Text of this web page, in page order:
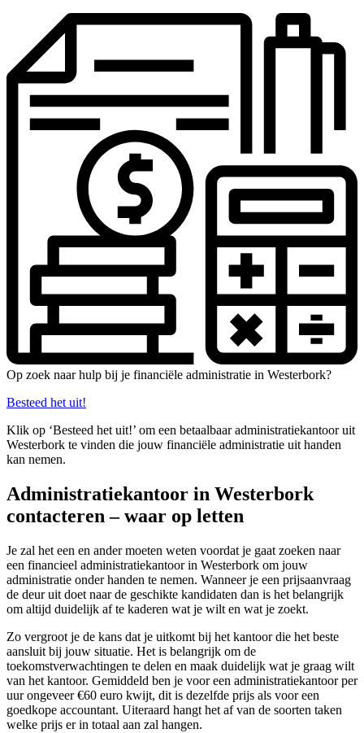
Op zoek naar hulp bij je financiële administratie in Westerbork?
Besteed het uit!
Klik op ‘Besteed het uit!’ om een betaalbaar administratiekantoor uit
Westerbork te vinden die jouw financiële administratie uit handen
kan nemen.
Administratiekantoor in Westerbork
contacteren – waar op letten
Je zal het een en ander moeten weten voordat je gaat zoeken naar
een financieel administratiekantoor in Westerbork om jouw
administratie onder handen te nemen. Wanneer je een prijsaanvraag
de deur uit doet naar de geschikte kandidaten dan is het belangrijk
om altijd duidelijk af te kaderen wat je wilt en wat je zoekt.
Zo vergroot je de kans dat je uitkomt bij het kantoor die het beste
aansluit bij jouw situatie. Het is belangrijk om de
toekomstverwachtingen te delen en maak duidelijk wat je graag wilt
van het kantoor. Gemiddeld ben je voor een administratiekantoor per
uur ongeveer €60 euro kwijt, dit is dezelfde prijs als voor een
goedkope accountant. Uiteraard hangt het af van de soorten taken
welke prijs er in totaal aan zal hangen.